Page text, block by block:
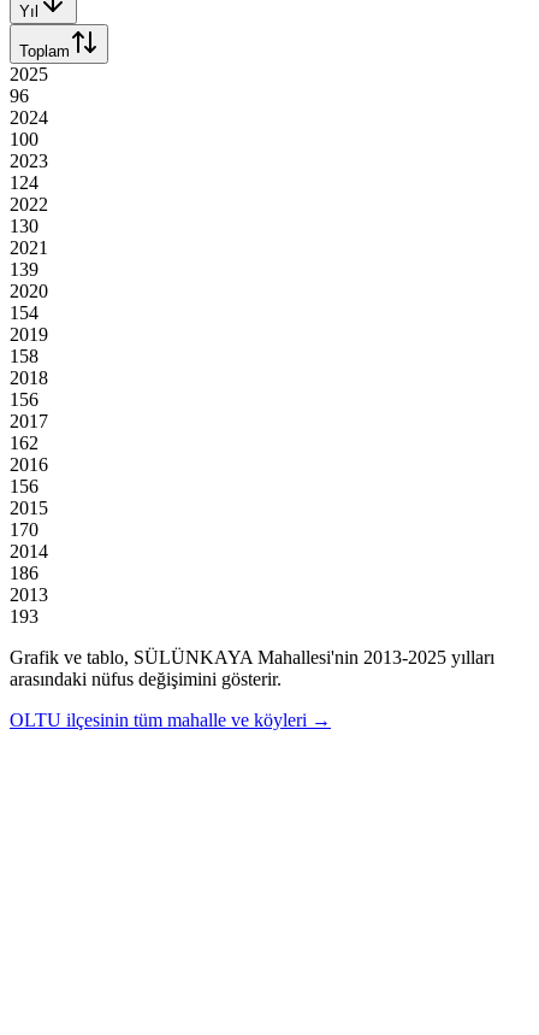
Yıl
Toplam
2025
96
2024
100
2023
124
2022
130
2021
139
2020
154
2019
158
2018
156
2017
162
2016
156
2015
170
2014
186
2013
193
Grafik ve tablo, SÜLÜNKAYA Mahallesi'nin 2013-2025 yılları
arasındaki nüfus değişimini gösterir.
OLTU ilçesinin tüm mahalle ve köyleri →